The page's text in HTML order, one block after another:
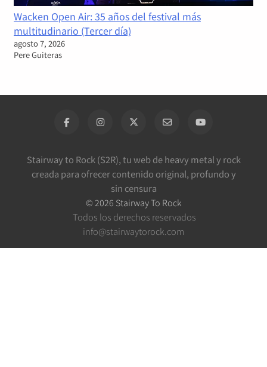
Wacken Open Air: 35 años del festival más
multitudinario (Tercer día)
agosto 7, 2026
Pere Guiteras
Stairway to Rock (S2R), tu web de heavy metal y rock
creada para ofrecer contenido original, profundo y
sin censura
©2026 Stairway To Rock
Todos los derechos reservados
info@stairwaytorock.com